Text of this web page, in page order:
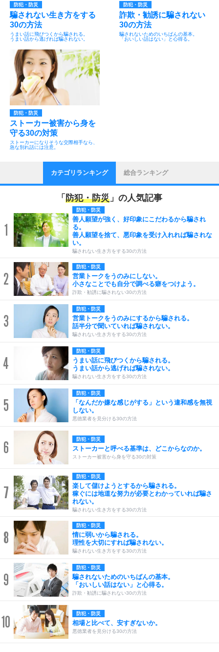
防犯・防災
騙されない生き方をする
30の方法
うまい話に飛びつくから騙される。
うまい話から逃げれば騙されない。
防犯・防災
詐欺・勧誘に騙されない
30の方法
騙されないためのいちばんの基本。
「おいしい話はない」と心得る。
防犯・防災
ストーカー被害から身を
守る30の対策
ストーカーになりそうな交際相手なら、
急な別れ話には注意。
カテゴリランキング 総合ランキング
「 防犯・防災 」の人気記事
1
防犯・防災
善人願望が強く、好印象にこだわるから騙され
る。
善人願望を捨て、悪印象を受け入れれば騙されな
い。
騙されない生き方をする30の方法
2
防犯・防災
営業トークをうのみにしない。
小さなことでも自分で調べる癖をつけよう。
詐欺・勧誘に騙されない30の方法
3
防犯・防災
営業トークをうのみにするから騙される。
話半分で聞いていれば騙されない。
騙されない生き方をする30の方法
4
防犯・防災
うまい話に飛びつくから騙される。
うまい話から逃げれば騙されない。
騙されない生き方をする30の方法
5
防犯・防災
「なんだか嫌な感じがする」という違和感を無視
しない。
悪徳業者を見分ける30の方法
6 防犯・防災
ストーカーと呼べる基準は、どこからなのか。
ストーカー被害から身を守る30の対策
7
防犯・防災
楽して儲けようとするから騙される。
稼ぐには地道な努力が必要とわかっていれば騙さ
れない。
騙されない生き方をする30の方法
8
防犯・防災
情に弱いから騙される。
理性を大切にすれば騙されない。
騙されない生き方をする30の方法
9
防犯・防災
騙されないためのいちばんの基本。
「おいしい話はない」と心得る。
詐欺・勧誘に騙されない30の方法
10 防犯・防災
相場と比べて、安すぎないか。
悪徳業者を見分ける30の方法